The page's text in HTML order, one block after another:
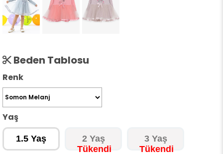
Beden Tablosu
Renk
Yaş
1.5 Yaş 2 Yaş 3 Yaş